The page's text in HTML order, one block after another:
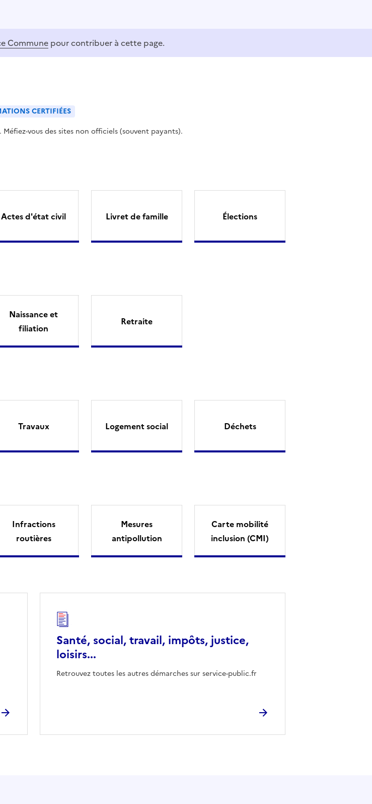
Commune pour contribuer à cette page.
CERTIFIÉES
vous des sites non officiels (souvent payants).
Actes d'état civil Livret de famille Élections
Naissance et
filiation
Retraite
Travaux Logement social Déchets
Infractions
routières
Mesures
antipollution
Carte mobilité
inclusion (CMI)
Santé, social, travail, impôts, justice,
loisirs...
Retrouvez toutes les autres démarches sur service-public.fr